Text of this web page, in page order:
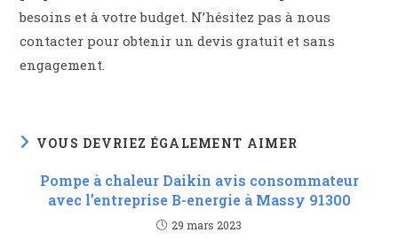
besoins et à votre budget. N’hésitez pas à nous
contacter pour obtenir un devis gratuit et sans
engagement.
VOUS DEVRIEZ ÉGALEMENT AIMER
Pompe à chaleur Daikin avis consommateur
avec l’entreprise B-energie à Massy 91300
29 mars 2023